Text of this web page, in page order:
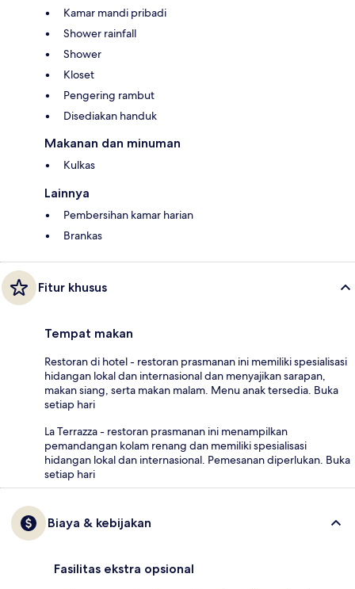
Kamar mandi pribadi
Shower rainfall
Shower
Kloset
Pengering rambut
Disediakan handuk
Makanan dan minuman
Kulkas
Lainnya
Pembersihan kamar harian
Brankas
Fitur khusus
Tempat makan
Restoran di hotel - restoran prasmanan ini memiliki spesialisasi
hidangan lokal dan internasional dan menyajikan sarapan,
makan siang, serta makan malam. Menu anak tersedia. Buka
setiap hari
La Terrazza - restoran prasmanan ini menampilkan
pemandangan kolam renang dan memiliki spesialisasi
hidangan lokal dan internasional. Pemesanan diperlukan. Buka
setiap hari
Biaya & kebijakan
Fasilitas ekstra opsional